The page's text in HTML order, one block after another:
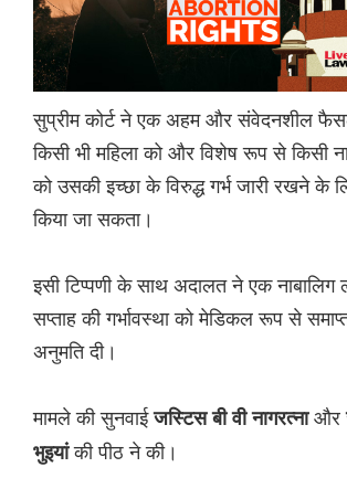
सुप्रीम कोर्ट ने एक अहम और संवेदनशील
किसी भी महिला को और विशेष रूप से किसी
को उसकी इच्छा के विरुद्ध गर्भ जारी रखने के
किया जा सकता।
इसी टिप्पणी के साथ अदालत ने एक
सप्ताह की गर्भावस्था को मेडिकल रूप से
अनुमति दी।
मामले की सुनवाईजस्टिस बी वी नागरत्ना और
भुइयांकी पीठ ने की।